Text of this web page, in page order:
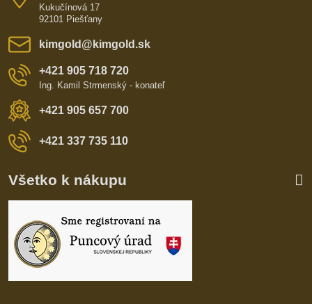
Kukučínová 17
92101 Piešťany
kimgold​@kimgold​.sk
+421 905 718 720
Ing. Kamil Strmenský - konateľ
+421 905 657 700
+421 337 735 110
Všetko k nákupu